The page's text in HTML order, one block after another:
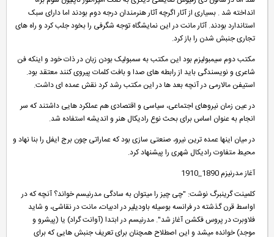
انداخته شد . بسیاری از آثار اگرچه آثار هنرمندان درجه دوم بودند اما دارای سبک
استاندارد بودند. آثار مانت در این نمایشگاه توجه شگرفی را بخود جلب کرد و راه های
تجاری جنبش شدن را باز کرد.
مکتب دوم سیمبولیزم بود این مکتب به سمبولیک بودن زبان در ذات خود و اینکه فن
شاعری و نویسندگی باید از رابطه های صدا و بافت کلمات پیروی کنند معتقد بود.
استیفن مالارمی در آنچه بعد ها در این مکتب رشد کرد نقش عمده ای داشت.
در عین زمان نیروهای اجتماعی، سیاسی و اقتصادی هم عملکرد هایی داشتند که سر
انجام به عنوان اساس برای بحث نوع رادیکال هنر و اندیشه استفاده شد.
در میان اینها عمده ترین نیرو، صنعتی سازی بود که عماراتی چون برج ایفل را بنا نهاد و
محیط متفاوت رادیکال شهری را پیشنهاد کرد.
آغاز مدرنیزم 1890_1910
کلمینت گرینبرگ نوشت: "چی چیز را میتوان به سادگی مدرنیسم خواند؟ آنچه که در
اواسط قرن گذشته در فرانسه بوسیله باودیلیر در ادبیات، مانت در نقاشی، و شاید
فلاوبرت در پروس فکشن آغاز شد". مدرنیسم در ابتدا (آوانت گراد) یا (پیشرو و
موجد) خوانده میشد و این اصطلاح همچنان برای تعریف جنبش هایی که برای